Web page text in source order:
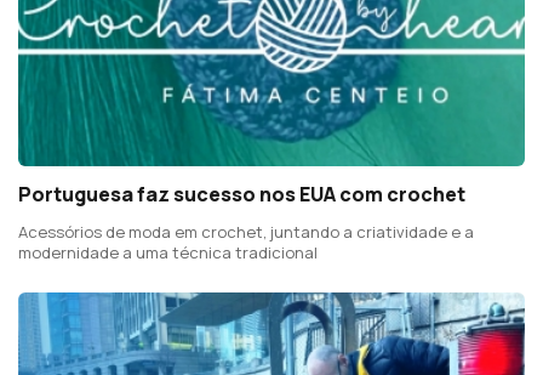
Portuguesa faz sucesso nos EUA com crochet
Acessórios de moda em crochet, juntando a criatividade e a
modernidade a uma técnica tradicional